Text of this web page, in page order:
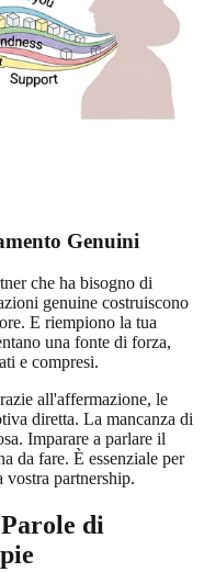
Genuini
che ha bisogno di
genuine costruiscono
E riempiono la tua
una fonte di forza,
e compresi.
all'affermazione, le
diretta. La mancanza di
Imparare a parlare il
da fare. È essenziale per
vostra partnership.
di